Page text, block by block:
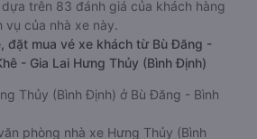
Lộ 14)
đi An Khê - Gia Lai từ Bù Đăng - Bình
Định)
vé
vé